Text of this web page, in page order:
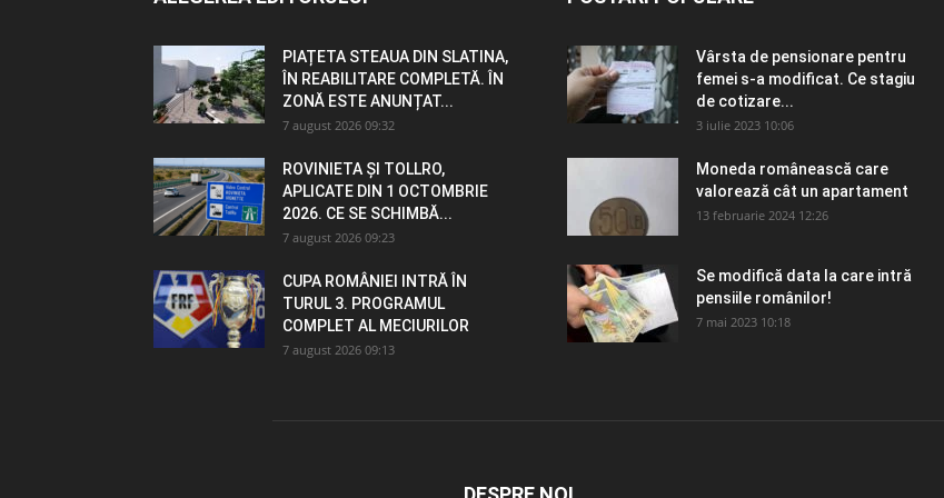
PIAȚETA STEAUA DIN SLATINA,
ÎN REABILITARE COMPLETĂ. ÎN
ZONĂ ESTE ANUNȚAT...
7 august 2026 09:32
ROVINIETA ȘI TOLLRO,
APLICATE DIN 1 OCTOMBRIE
2026. CE SE SCHIMBĂ...
7 august 2026 09:23
CUPA ROMÂNIEI INTRĂ ÎN
TURUL 3. PROGRAMUL
COMPLET AL MECIURILOR
7 august 2026 09:13
Vârsta de pensionare pentru
femei s-a modificat. Ce stagiu
de cotizare...
3 iulie 2023 10:06
Moneda românească care
valorează cât un apartament
13 februarie 2024 12:26
Se modifică data la care intră
pensiile românilor!
7 mai 2023 10:18